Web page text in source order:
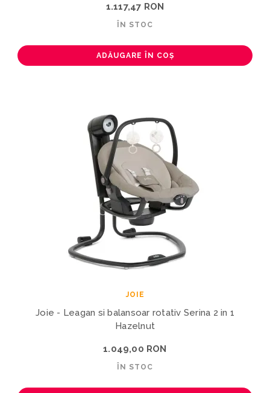
1.117,47 RON
ÎN STOC
ADĂUGARE ÎN COȘ
JOIE
Joie - Leagan si balansoar rotativ Serina 2 in 1
Hazelnut
1.049,00 RON
ÎN STOC